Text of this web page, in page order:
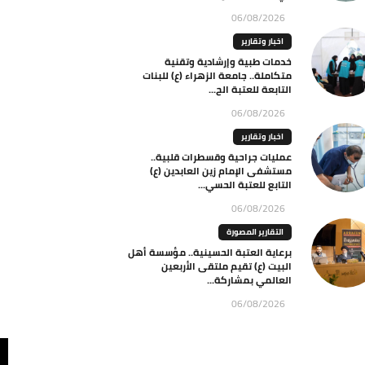
06/08/2026
اخبار وتقارير
خدمات طبية وإرشادية وتقنية
متكاملة.. جامعة الزهراء (ع) للبنات
التابعة للعتبة الح...
06/08/2026
اخبار وتقارير
عمليات جراحية وقسطرات قلبية..
مستشفى الإمام زين العابدين (ع)
التابع للعتبة الحسي...
06/08/2026
التقارير المصورة
برعاية العتبة الحسينية.. مؤسسة أهل
البيت (ع) تقيم ملتقى الأربعين
العالمي بمشاركة...
06/08/2026